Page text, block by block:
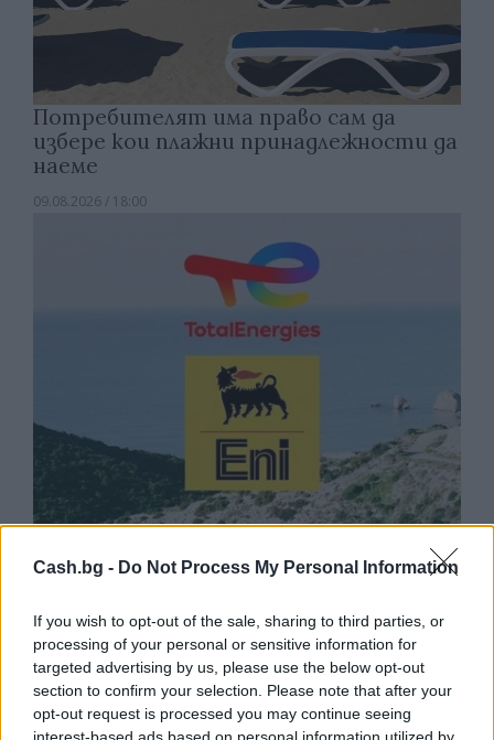
Cash.bg - Do Not Process My Personal Information
If you wish to opt-out of the sale, sharing to third parties, or
processing of your personal or sensitive information for
targeted advertising by us, please use the below opt-out
section to confirm your selection. Please note that after your
opt-out request is processed you may continue seeing
Потребителят има право сам да
избере кои плажни принадлежности да
наеме
09.08.2026 / 18:00
Природен газ от Кипър ще потече към
Европа през 2028 година